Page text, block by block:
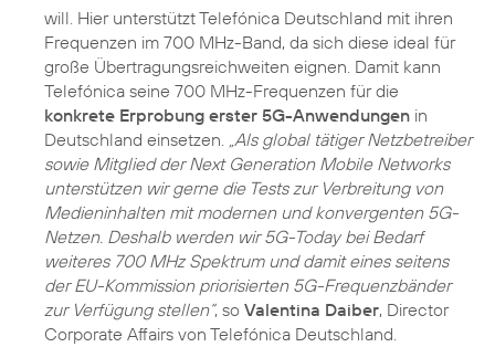
will. Hier unterstützt Telefónica Deutschland mit ihren
Frequenzen im 700 MHz-Band, da sich diese ideal für
große Übertragungsreichweiten eignen. Damit kann
Telefónica seine 700 MHz-Frequenzen für die
konkrete Erprobung erster 5G-Anwendungen in
Deutschland einsetzen. „Als global tätiger Netzbetreiber
sowie Mitglied der Next Generation Mobile Networks
unterstützen wir gerne die Tests zur Verbreitung von
Medieninhalten mit modernen und konvergenten 5G-
Netzen. Deshalb werden wir 5G-Today bei Bedarf
weiteres 700 MHz Spektrum und damit eines seitens
der EU-Kommission priorisierten 5G-Frequenzbänder
zur Verfügung stellen“, so Valentina Daiber, Director
Corporate Affairs von Telefónica Deutschland.